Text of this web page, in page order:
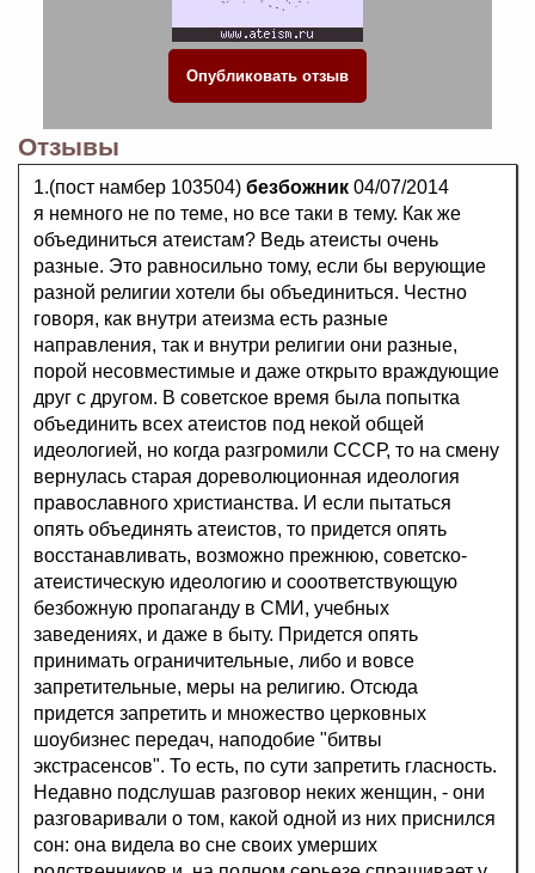
Отзывы
1.(пост намбер 103504) безбожник 04/07/2014
я немного не по теме, но все таки в тему. Как же
объединиться атеистам? Ведь атеисты очень
разные. Это равносильно тому, если бы верующие
разной религии хотели бы объединиться. Честно
говоря, как внутри атеизма есть разные
направления, так и внутри религии они разные,
порой несовместимые и даже открыто враждующие
друг с другом. В советское время была попытка
объединить всех атеистов под некой общей
идеологией, но когда разгромили СССР, то на смену
вернулась старая дореволюционная идеология
православного христианства. И если пытаться
опять объединять атеистов, то придется опять
восстанавливать, возможно прежнюю, советско-
атеистическую идеологию и сооответствующую
безбожную пропаганду в СМИ, учебных
заведениях, и даже в быту. Придется опять
принимать ограничительные, либо и вовсе
запретительные, меры на религию. Отсюда
придется запретить и множество церковных
шоубизнес передач, наподобие "битвы
экстрасенсов". То есть, по сути запретить гласность.
Недавно подслушав разговор неких женщин, - они
разговаривали о том, какой одной из них приснился
сон: она видела во сне своих умерших